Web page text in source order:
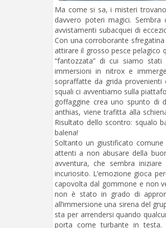
Ma come si sa, i misteri
davvero poteri magici.
avvistamenti subacquei di
Con una corroborante
attirare il grosso pesce pelagico
“fantozzata” di cui siamo
immersioni in nitrox e
sopraffatte da grida
squali ci avventiamo sulla
goffaggine crea uno spunto di
anthias, viene trafitta alla
Risultato dello scontro: squalo
balena!
Soltanto un giustificato
attenti a non abusare della
avventura, che sembra
incuriosito. L’emozione gioca
capovolta dal gommone e non
non è stato in grado di
all’immersione una sirena del
sta per arrendersi quando
porta come turbante in testa.